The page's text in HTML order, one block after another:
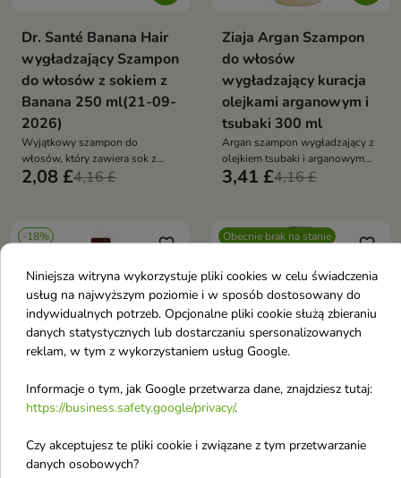
Dr. Santé Banana Hair
wygładzający Szampon
do włosów z sokiem z
Banana 250 ml(21-09-
2026)
Wyjątkowy szampon do
włosów, który zawiera sok z
banana
2,08 £4,16 £
Ziaja Argan Szampon
do włosów
wygładzający kuracja
olejkami arganowym i
tsubaki 300 ml
Argan szampon wygładzający z
olejkiem tsubaki i arganowym
oczyszcza, regeneruje i nadaje
3,41 £4,16 £
-18% favorite_border
Szampon do włosów
wygładzający 400 ml
Obecnie brak na stanie favorite_border
wygładzająco-
Niniejsza witryna wykorzystuje pliki cookies w celu świadczenia
usług na najwyższym poziomie i w sposób dostosowany do
indywidualnych potrzeb. Opcjonalne pliki cookie służą zbieraniu
danych statystycznych lub dostarczaniu spersonalizowanych
reklam, w tym z wykorzystaniem usług Google.
Informacje o tym, jak Google przetwarza dane, znajdziesz tutaj:
https://business.safety.google/privacy/.
Czy akceptujesz te pliki cookie i związane z tym przetwarzanie
danych osobowych?